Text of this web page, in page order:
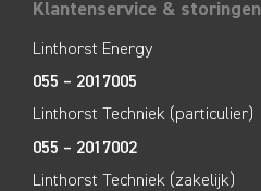
Klantenservice & storingen
Linthorst Energy
055 – 2017005
Linthorst Techniek (particulier)
055 – 2017002
Linthorst Techniek (zakelijk)